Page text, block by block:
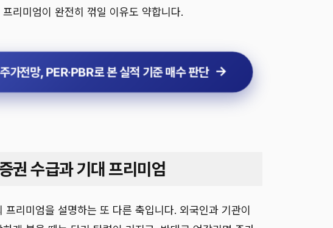
리미엄이 완전히 꺾일 이유도 약합니다.
가전망, PER·PBR로 본 실적 기준 매수 판단
권 수급과 기대 프리미엄
프리미엄을 설명하는 또 다른 축입니다. 외국인과 기관이